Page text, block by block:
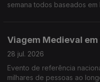
semana todos baseados em
Viagem Medieval
28 jul. 2026
Evento de referência
milhares de pessoas ao